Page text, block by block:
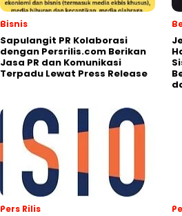
Bisnis
Sapulangit PR Kolaborasi
dengan Persrilis.com Berikan
Jasa PR dan Komunikasi
Terpadu Lewat Press Release
Pers Rilis